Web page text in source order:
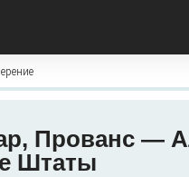
Прованс
Штаты